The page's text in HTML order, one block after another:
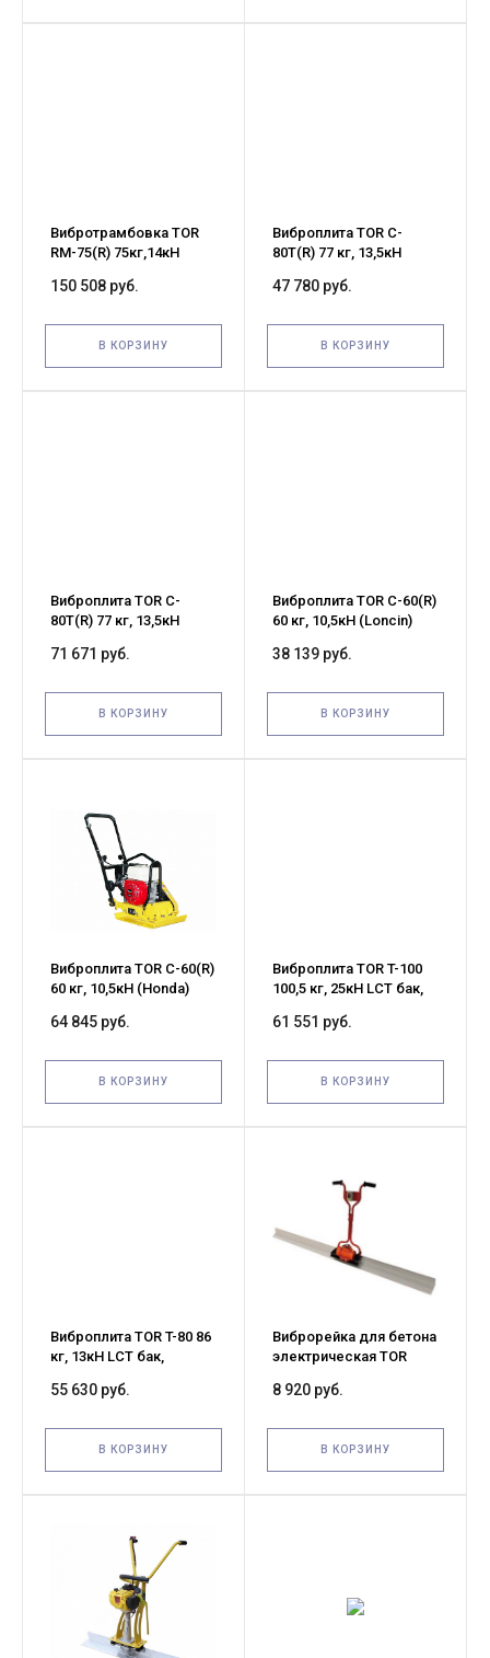
Вибротрамбовка TOR
RM-75(R) 75кг,14кН
150 508 руб.
В КОРЗИНУ
Виброплита TOR C-
80T(R) 77 кг, 13,5кН
колесный комплект
47 780 руб.
В КОРЗИНУ
Виброплита TOR C-
80T(R) 77 кг, 13,5кН
колесный комплект
71 671 руб.
В КОРЗИНУ
Виброплита TOR C-60(R)
60 кг, 10,5кН (Loncin)
комплект
38 139 руб.
В КОРЗИНУ
Виброплита TOR C-60(R)
60 кг, 10,5кН (Honda)
комплект
64 845 руб.
В КОРЗИНУ
Виброплита TOR T-100
100,5 кг, 25кН LCT бак,
комплект
61 551 руб.
В КОРЗИНУ
Виброплита TOR T-80 86
кг, 13кН LCT бак,
комплект
55 630 руб.
В КОРЗИНУ
Виброрейка для бетона
электрическая TOR
8 920 руб.
В КОРЗИНУ